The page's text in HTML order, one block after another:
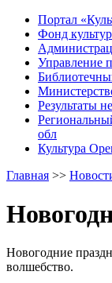
Портал
Фонд
Управление
Результаты
обл
Культура
Главная >>
Новогодние
волшебство.